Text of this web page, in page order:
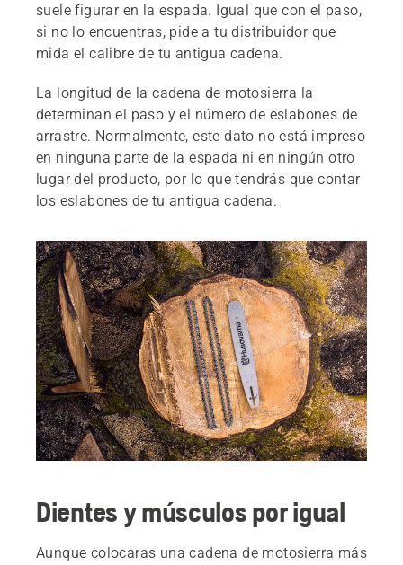
suele figurar en la espada. Igual que con el paso,
si no lo encuentras, pide a tu distribuidor que
mida el calibre de tu antigua cadena.
La longitud de la cadena de motosierra la
determinan el paso y el número de eslabones de
arrastre. Normalmente, este dato no está impreso
en ninguna parte de la espada ni en ningún otro
lugar del producto, por lo que tendrás que contar
los eslabones de tu antigua cadena.
Dientes y músculos por igual
Aunque colocaras una cadena de motosierra más